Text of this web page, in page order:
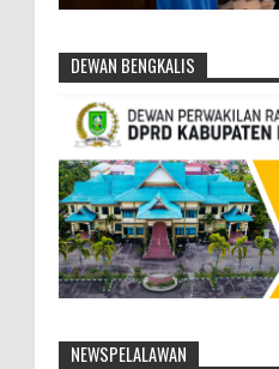
DEWAN BENGKALIS
NEWSPELALAWAN